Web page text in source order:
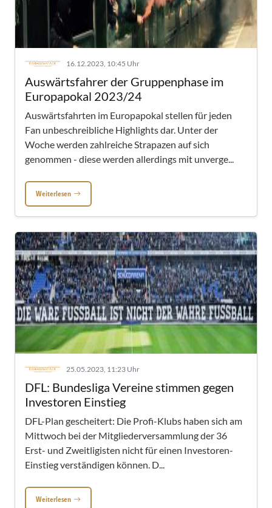
16.12.2023, 10:45 Uhr
Auswärtsfahrer der Gruppenphase im
Europapokal 2023/24
Auswärtsfahrten im Europapokal stellen für jeden
Fan unbeschreibliche Highlights dar. Unter der
Woche werden zahlreiche Strapazen auf sich
genommen - diese werden allerdings mit unverge...
Weiterlesen
25.05.2023, 11:23 Uhr
DFL: Bundesliga Vereine stimmen gegen
Investoren Einstieg
DFL-Plan gescheitert: Die Profi-Klubs haben sich am
Mittwoch bei der Mitgliederversammlung der 36
Erst- und Zweitligisten nicht für einen Investoren-
Einstieg verständigen können. D...
Weiterlesen